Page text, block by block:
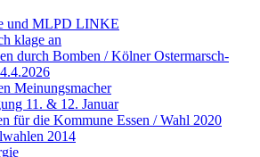
und MLPD LINKE
klage an
durch Bomben / Kölner Ostermarsch-
Meinungsmacher
11. & 12. Januar
für die Kommune Essen / Wahl 2020
2014